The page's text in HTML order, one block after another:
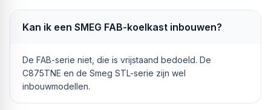
Kan ik een SMEG FAB-koelkast inbouwen?
De FAB-serie niet, die is vrijstaand bedoeld. De
C875TNE en de Smeg STL-serie zijn wel
inbouwmodellen.